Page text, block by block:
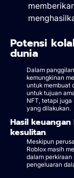
Potensi
dunia
Dalam
kemungkinan
untuk membuat
untuk tujuan
NFT, tetapi
yang dilakukan.
Hasil
kesulitan
Meskipun
Roblox masih
dalam
pengeluaran